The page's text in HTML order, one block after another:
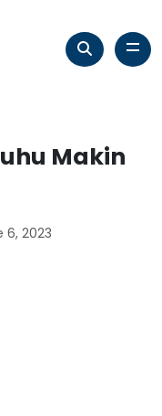
Makin
6, 2023